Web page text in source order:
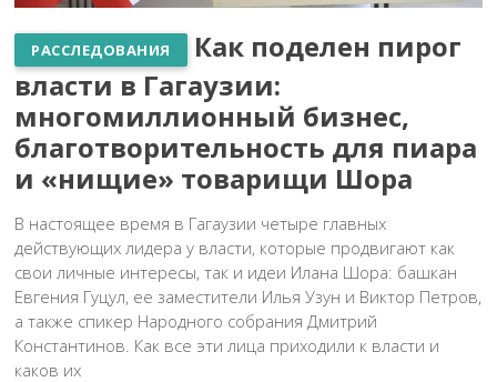
РАССЛЕДОВАНИЯ
Как поделен пирог
власти в Гагаузии:
многомиллионный бизнес,
благотворительность для пиара
и «нищие» товарищи Шора
В настоящее время в Гагаузии четыре главных
действующих лидера у власти, которые продвигают как
свои личные интересы, так и идеи Илана Шора: башкан
Евгения Гуцул, ее заместители Илья Узун и Виктор Петров,
а также спикер Народного собрания Дмитрий
Константинов. Как все эти лица приходили к власти и
каков их